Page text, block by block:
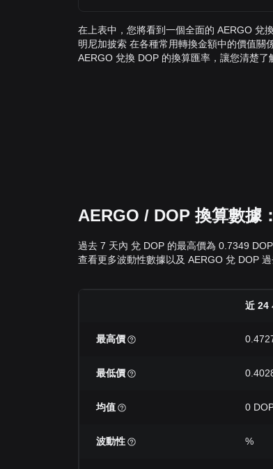
在上表中，您將看到一個全面的 AERGO 兌
明尼加披索 在各種常用轉換金額中的價值關
AERGO 兌換 DOP 的換算匯率，讓您清楚了
AERGO / DOP 換算數據
過去 7 天內 兌 DOP 的最高價為 0.7349
查看更多波動性數據以及 AERGO 兌 DOP
近 24
最高價
最低價
均值 0
波動性 %